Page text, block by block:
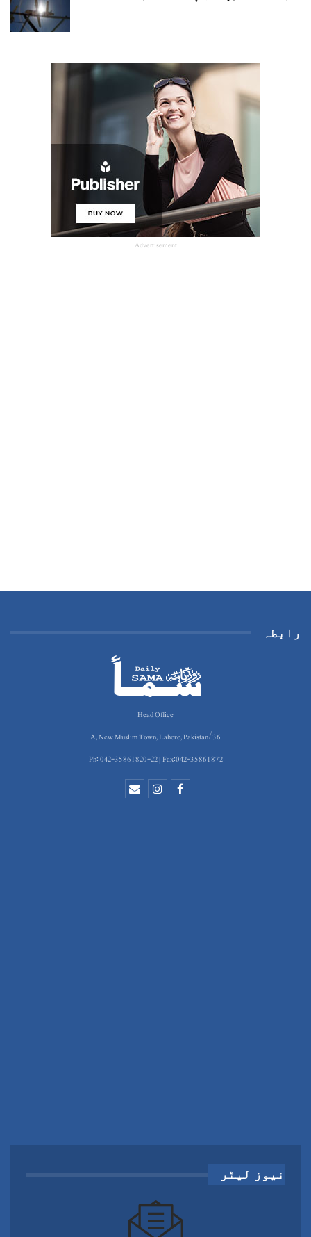
- Advertisement -
رابطہ
Head Office
36/A, New Muslim Town, Lahore, Pakistan
Ph: 042-35861820-22 | Fax:042-35861872
نیوز لیٹر